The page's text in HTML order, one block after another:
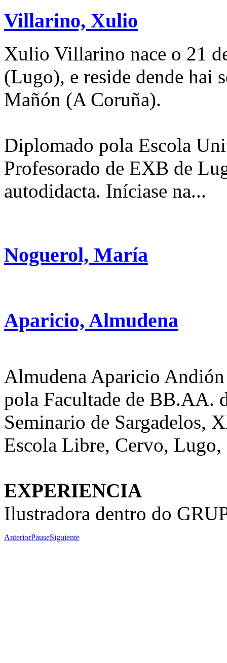
Villarino, Xulio
Xulio Villarino nace o 21
(Lugo), e reside dende hai
Mañón (A Coruña).
Diplomado pola Escola
Profesorado de EXB de
autodidacta. Iníciase na...
Noguerol, María
Aparicio, Almudena
Almudena Aparicio
pola Facultade de BB.AA.
Seminario de Sargadelos,
Escola Libre, Cervo, Lugo,
EXPERIENCIA
Ilustradora dentro do
AnteriorPauseSiguiente